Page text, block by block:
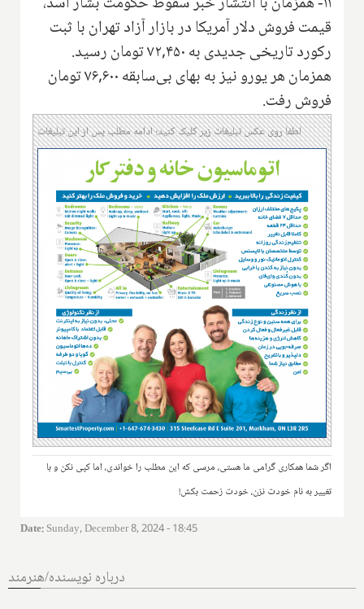
قیمت فروش دلار آمریکا در بازار آزاد تهران با ثبت
رکورد تاریخی جدیدی به ۷۲,۴۵۰ تومان رسید.
همزمان هر یورو نیز به بهای بی‌سابقه ۷۶,۶۰۰ تومان
فروش رفت.
لطفا روی عکس تبلیغات زیر کلیک کنید؛ ادامه مطلب پس از این تبلیغات
اگر شما همکاری گرامی ما هستی، مرسی که این مطلب را خواندی، اما کپی نکن و با
تغییر به نام خودت نزن، خودت زحمت بکش!
Date:Sunday, December 8, 2024 - 18:45
درباره نویسنده/هنرمند